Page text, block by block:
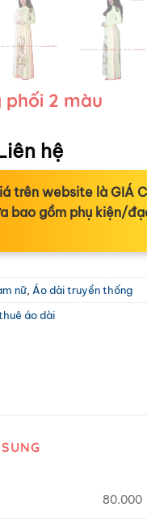
phối 2 màu
hệ
trên website là GIÁ
bao gồm phụ kiện/
nữ, Áo dài truyền thống
áo dài
80.000